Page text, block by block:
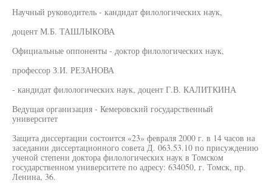
Научный руководитель - кандидат филологических наук,
доцент М.Б. ТАШЛЫКОВА
Официальные оппоненты - доктор филологических наук,
профессор З.И. РЕЗАНОВА
- кандидат филологических наук, доцент Г.В. КАЛИТКИНА
Ведущая организация - Кемеровский государственный
университет
Защита диссертации состоится «23» февраля 2000 г. в 14 часов на
заседании диссертационного совета Д. 063.53.10 по присуждению
ученой степени доктора филологических наук в Томском
государственном университете по адресу: 634050, г. Томск, пр.
Ленина, 36.